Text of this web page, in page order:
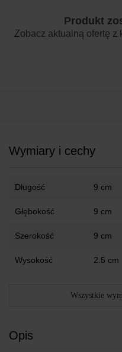
Produkt
Zobacz aktualną ofertę z
Wymiary i cechy
Długość 9 cm
Głębokość 9 cm
Szerokość 9 cm
Wysokość 2.5 cm
Wszystkie
Opis